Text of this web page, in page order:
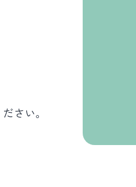
さい。